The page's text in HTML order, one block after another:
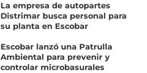
La empresa de autopartes
Distrimar busca personal para
su planta en Escobar
Escobar lanzó una Patrulla
Ambiental para prevenir y
controlar microbasurales